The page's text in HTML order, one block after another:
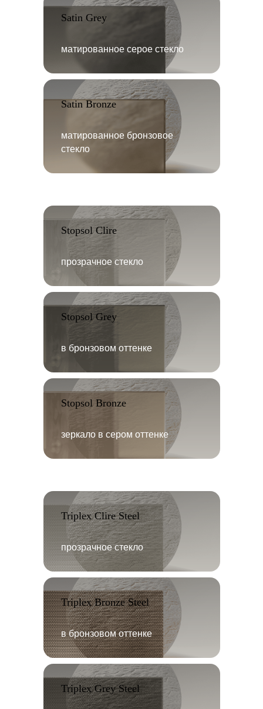
Satin Grey
матированное серое стекло
Satin Bronze
матированное бронзовое
стекло
Stopsol Clire
прозрачное стекло
Stopsol Grey
в бронзовом оттенке
Stopsol Bronze
зеркало в сером оттенке
Triplex Clire Steel
прозрачное стекло
Triplex Bronze Steel
в бронзовом оттенке
Triplex Grey Steel